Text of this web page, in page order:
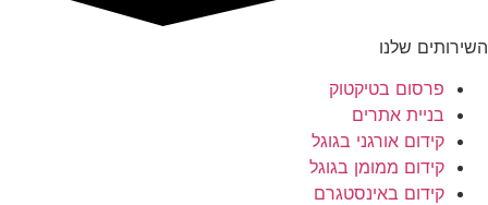
השירותים שלנו
פרסום בטיקטוק
בניית אתרים
קידום אורגני בגוגל
קידום ממומן בגוגל
קידום באינסטגרם